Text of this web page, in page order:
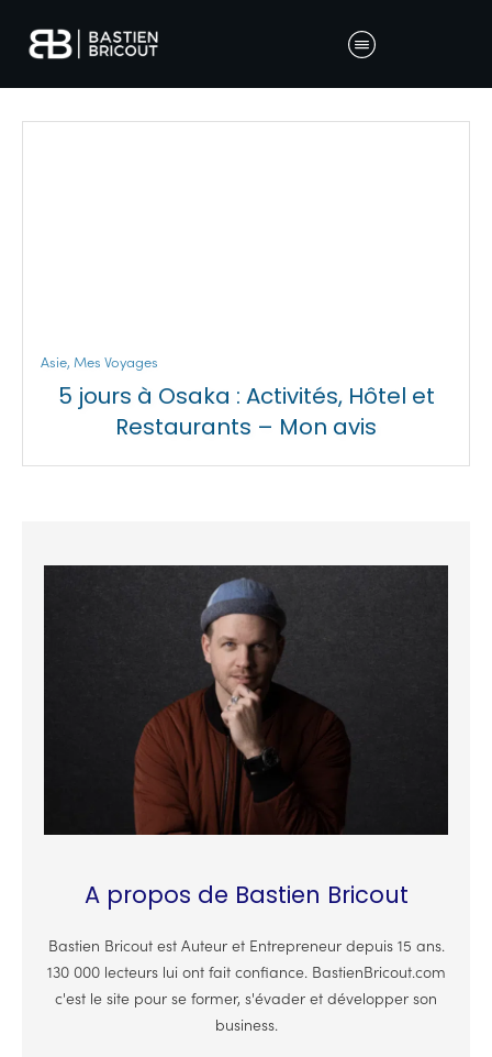
Asie, Mes Voyages
5 jours à Osaka : Activités, Hôtel et
Restaurants – Mon avis
A propos de Bastien Bricout
Bastien Bricout est Auteur et Entrepreneur depuis 15 ans.
130 000 lecteurs lui ont fait confiance. BastienBricout.com
c'est le site pour se former, s'évader et développer son
business.